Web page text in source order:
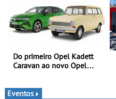
aftermarket - Reforço do
portefólio e melhoria dos
prazos reduzem tempo de
imobilização das viaturas
Do primeiro Opel Kadett
Caravan ao novo Opel
Eventos